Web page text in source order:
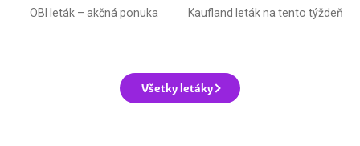
OBI leták –⁠ akčná ponuka Kaufland leták na tento týždeň
Všetky letáky